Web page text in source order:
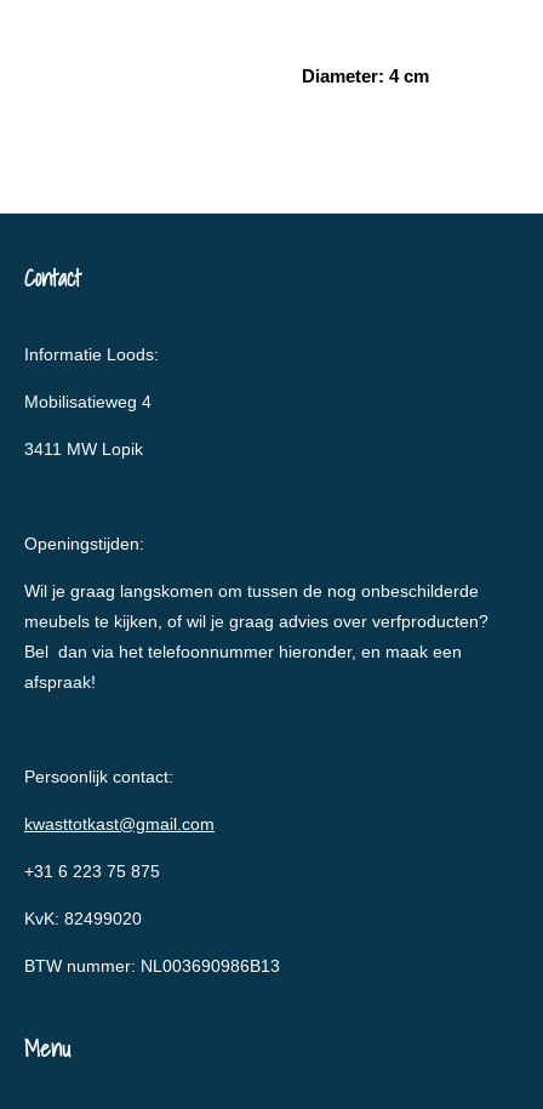
Diameter: 4 cm
Contact
Informatie Loods:
Mobilisatieweg 4
3411 MW Lopik
Openingstijden:
Wil je graag langskomen om tussen de nog onbeschilderde
meubels te kijken, of wil je graag advies over verfproducten?
Bel dan via het telefoonnummer hieronder, en maak een
afspraak!
Persoonlijk contact:
kwasttotkast@gmail.com
+31 6 223 75 875
KvK: 82499020
BTW nummer: NL003690986B13
Menu